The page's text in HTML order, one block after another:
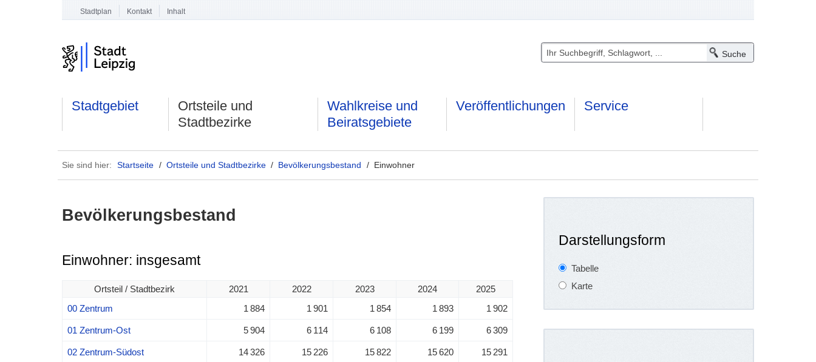
Stadtplan Kontakt Inhalt
Stadtgebiet
Ortsteile und
Stadtbezirke
Wahlkreise und
Beiratsgebiete
Veröffentlichungen Service
Sie sind hier: Startseite / Ortsteile und Stadtbezirke / Bevölkerungsbestand / Einwohner
Bevölkerungsbestand
Einwohner: insgesamt
Ortsteil / Stadtbezirk 2021 2022 2023 2024
2025
00 Zentrum
1 884 1 901 1 854 1 893 1 902
01 Zentrum-Ost 5 904 6 114 6 108 6 199 6 309
02 Zentrum-Südost 14 326 15 226 15 822 15 620 15 291
Darstellungsform
Tabelle
Karte